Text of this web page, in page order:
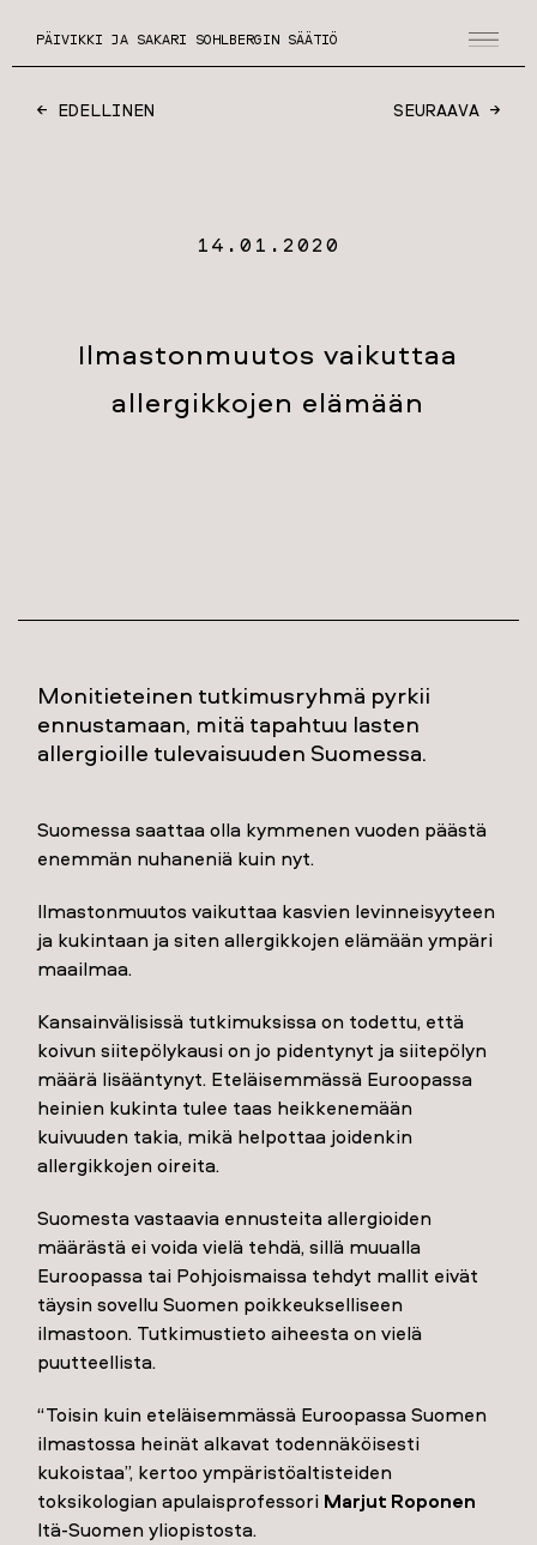
PÄIVIKKI JA SAKARI SOHLBERGIN SÄÄTIÖ
← EDELLINEN SEURAAVA →
14.01.2020
Ilmastonmuutos vaikuttaa
allergikkojen elämään
Monitieteinen tutkimusryhmä pyrkii
ennustamaan, mitä tapahtuu lasten
allergioille tulevaisuuden Suomessa.
Suomessa saattaa olla kymmenen vuoden päästä
enemmän nuhaneniä kuin nyt.
Ilmastonmuutos vaikuttaa kasvien levinneisyyteen
ja kukintaan ja siten allergikkojen elämään ympäri
maailmaa.
Kansainvälisissä tutkimuksissa on todettu, että
koivun siitepölykausi on jo pidentynyt ja siitepölyn
määrä lisääntynyt. Eteläisemmässä Euroopassa
heinien kukinta tulee taas heikkenemään
kuivuuden takia, mikä helpottaa joidenkin
allergikkojen oireita.
Suomesta vastaavia ennusteita allergioiden
määrästä ei voida vielä tehdä, sillä muualla
Euroopassa tai Pohjoismaissa tehdyt mallit eivät
täysin sovellu Suomen poikkeukselliseen
ilmastoon. Tutkimustieto aiheesta on vielä
puutteellista.
“Toisin kuin eteläisemmässä Euroopassa Suomen
ilmastossa heinät alkavat todennäköisesti
kukoistaa”, kertoo ympäristöaltisteiden
toksikologian apulaisprofessori Marjut Roponen
Itä-Suomen yliopistosta.